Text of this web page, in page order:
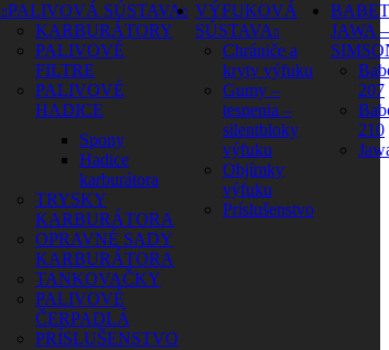
PALIVOVÁ SÚSTAVA
KARBURÁTORY
PALIVOVÉ
FILTRE
PALIVOVÉ
HADICE
Spony
Hadice
karburátora
TRYSKY
KARBURÁTORA
OPRAVNÉ SADY
KARBURÁTORA
TANKOVAČKY
PALIVOVÉ
ČERPADLÁ
PRÍSLUŠENSTVO
VÝFUKOVÁ
SÚSTAVA
Chrániče a
kryty výfuku
Gumy –
tesnenia –
silentbloky
výfuku
Objímky
výfuku
Príslušenstvo
JAWA –
207
210